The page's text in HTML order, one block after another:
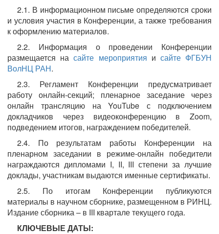
2.1. В информационном письме определяются сроки
и условия участия в Конференции, а также требования
к оформлению материалов.
2.2. Информация о проведении Конференции
размещается насайте мероприятия и сайте ФГБУН
ВолНЦ РАН.
2.3. Регламент Конференции предусматривает
работу онлайн-секций; пленарное заседание через
онлайн трансляцию на YouTube с подключением
докладчиков через видеоконференцию в Zoom,
подведением итогов, награждением победителей.
2.4. По результатам работы Конференции на
пленарном заседании в режиме-онлайн победители
награждаются дипломами I, II, III степени за лучшие
доклады, участникам выдаются именные сертификаты.
2.5. По итогам Конференции публикуются
материалы в научном сборнике, размещенном в РИНЦ.
Издание сборника – в III квартале текущего года.
КЛЮЧЕВЫЕ ДАТЫ: